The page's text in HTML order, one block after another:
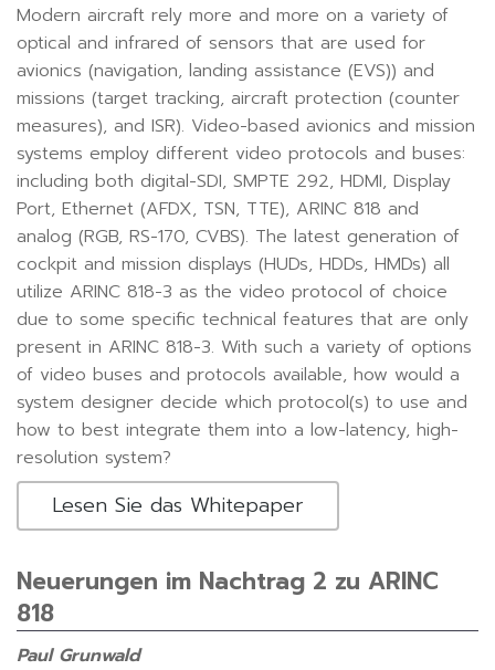
Modern aircraft rely more and more on a variety of
optical and infrared of sensors that are used for
avionics (navigation, landing assistance (EVS)) and
missions (target tracking, aircraft protection (counter
measures), and ISR). Video-based avionics and mission
systems employ different video protocols and buses:
including both digital-SDI, SMPTE 292, HDMI, Display
Port, Ethernet (AFDX, TSN, TTE), ARINC 818 and
analog (RGB, RS-170, CVBS). The latest generation of
cockpit and mission displays (HUDs, HDDs, HMDs) all
utilize ARINC 818-3 as the video protocol of choice
due to some specific technical features that are only
present in ARINC 818-3. With such a variety of options
of video buses and protocols available, how would a
system designer decide which protocol(s) to use and
how to best integrate them into a low-latency, high-
resolution system?
Lesen Sie das Whitepaper
Neuerungen im Nachtrag 2 zu ARINC
818
Paul Grunwald